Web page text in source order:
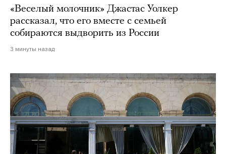
«Веселый молочник» Джастас Уолкер
рассказал, что его вместе с семьей
собираются выдворить из России
3 минуты назад